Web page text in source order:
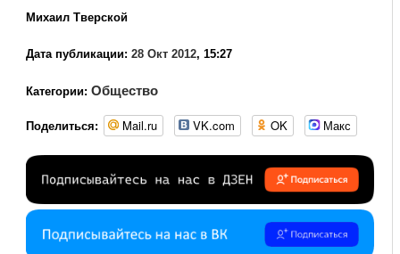
Михаил Тверской
Дата публикации: 28 Окт 2012, 15:27
Категории: Общество
Поделиться: Mail.ru VK.com OK Макс